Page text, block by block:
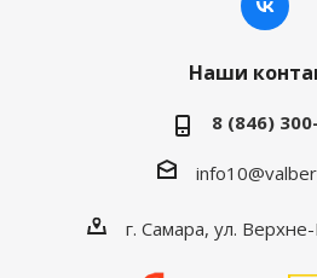
Наши
8 (846)
г. Самара, ул.